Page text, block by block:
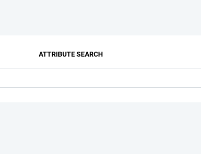
ATTRIBUTE SEARCH